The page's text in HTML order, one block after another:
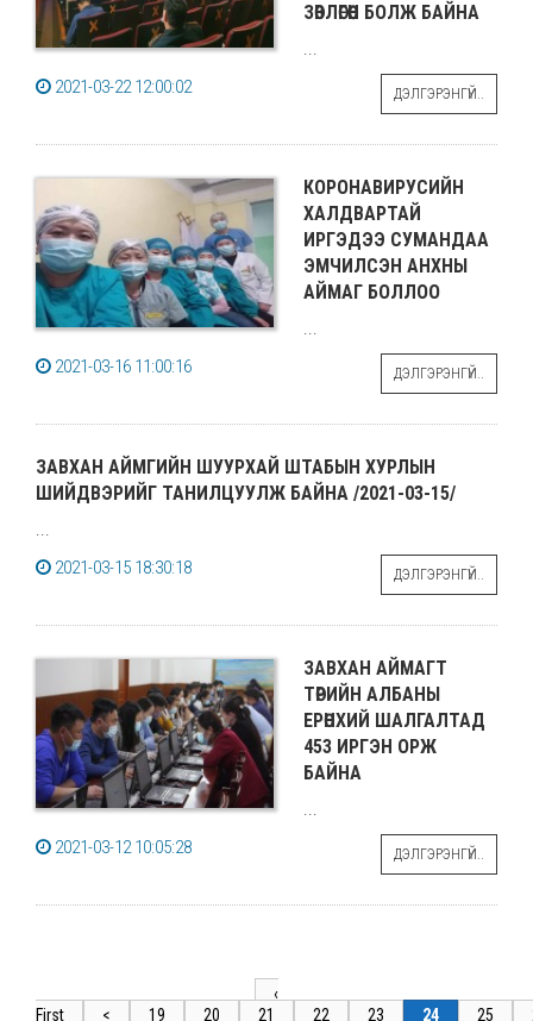
ЗӨВЛӨГӨӨН БОЛЖ БАЙНА
...
2021-03-22 12:00:02
ДЭЛГЭРЭНГҮЙ..
КОРОНАВИРУСИЙН
ХАЛДВАРТАЙ
ИРГЭДЭЭ СУМАНДАА
ЭМЧИЛСЭН АНХНЫ
АЙМАГ БОЛЛОО
...
2021-03-16 11:00:16
ДЭЛГЭРЭНГҮЙ..
ЗАВХАН АЙМГИЙН ШУУРХАЙ ШТАБЫН ХУРЛЫН
ШИЙДВЭРИЙГ ТАНИЛЦУУЛЖ БАЙНА /2021-03-15/
...
2021-03-15 18:30:18
ДЭЛГЭРЭНГҮЙ..
ЗАВХАН АЙМАГТ
ТӨРИЙН АЛБАНЫ
ЕРӨНХИЙ ШАЛГАЛТАД
453 ИРГЭН ОРЖ
БАЙНА
...
2021-03-12 10:05:28
ДЭЛГЭРЭНГҮЙ..
‹
First
< 19 20 21 22 23 24 25